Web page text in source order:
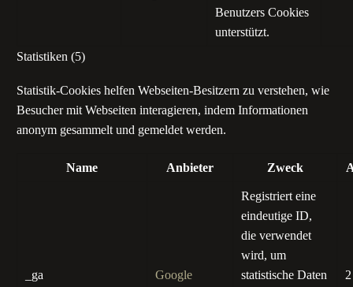
Benutzers Cookies
unterstützt.
Statistiken (5)
Statistik-Cookies helfen Webseiten-Besitzern zu verstehen, wie
Besucher mit Webseiten interagieren, indem Informationen
anonym gesammelt und gemeldet werden.
Name Anbieter Zweck
_ga Google
Registriert eine
eindeutige ID,
die verwendet
wird, um
statistische Daten